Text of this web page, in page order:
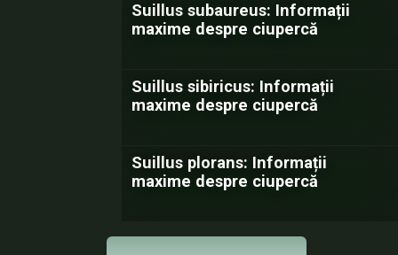
Suillus subaureus: Informații
maxime despre ciupercă
Suillus sibiricus: Informații
maxime despre ciupercă
Suillus plorans: Informații
maxime despre ciupercă